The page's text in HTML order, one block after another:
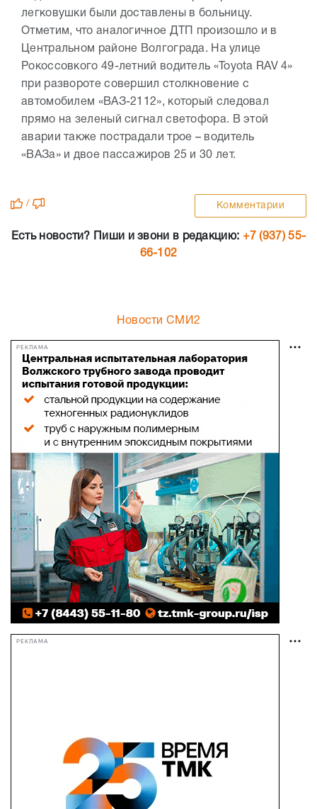
легковушки были доставлены в больницу.
Отметим, что аналогичное ДТП произошло и в
Центральном районе Волгограда. На улице
Рокоссовкого 49-летний водитель «Toyota RAV 4»
при развороте совершил столкновение с
автомобилем «ВАЗ-2112», который следовал
прямо на зеленый сигнал светофора. В этой
аварии также пострадали трое – водитель
«ВАЗа» и двое пассажиров 25 и 30 лет.
/ Комментарии
Есть новости? Пиши и звони в редакцию: +7 (937) 55-
66-102
Новости СМИ2
РЕКЛАМА
РЕКЛАМА